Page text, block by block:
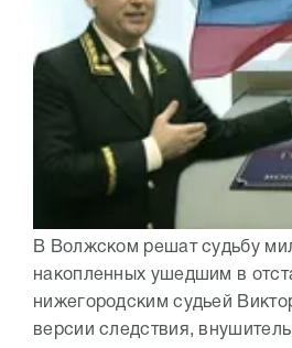
В Волжском решат судьбу
накопленных ушедшим в
нижегородским судьей
версии следствия,